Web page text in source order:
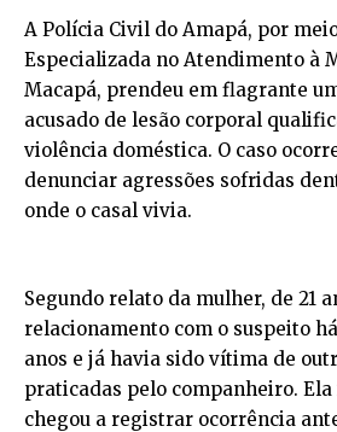
A Polícia Civil do Amapá, por
Especializada no Atendimento à
Macapá, prendeu em flagrante
acusado de lesão corporal
violência doméstica. O caso
denunciar agressões sofridas
onde o casal vivia.
Segundo relato da mulher, de 21
relacionamento com o suspeito
anos e já havia sido vítima de
praticadas pelo companheiro.
chegou a registrar ocorrência